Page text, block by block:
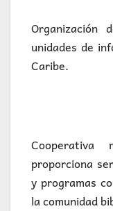
Organización
unidades de
Caribe.
Cooperativa
proporciona
y programas
la comunidad